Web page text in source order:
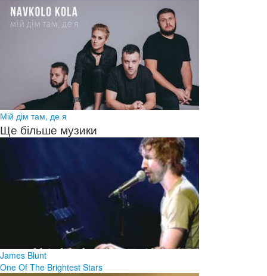
Мій дім там, де я
Ще більше музики
James Blunt
One Of The Brightest Stars